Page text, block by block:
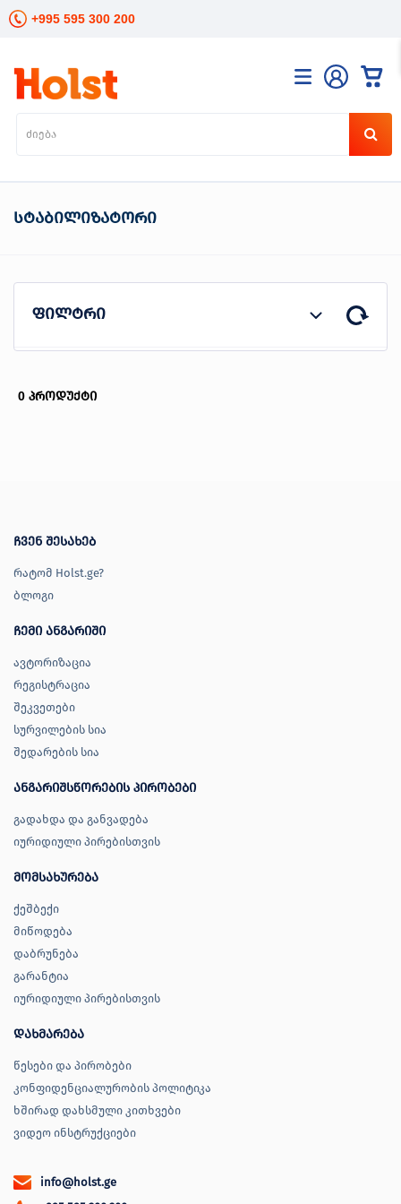
+995 595 300 200
სტაბილიზატორი
ფილტრი
პროდუტის ტიპი
ბრენდი
CROWN
კატეგორიები
ძაბვის ავტომატური მარეგულირებელი
0 პროდუქტი
კატალოგი
განათება
ინსტრუმენტები
ელექტრო
ინსტრუმენტები
და
გათბობა
მცენარეთა
სეზონური
შეთავაზებები
სოც.
ჩვენ შესახებ
რატომ Holst.ge?
ბლოგი
ჩემი ანგარიში
ავტორიზაცია
რეგისტრაცია
შეკვეთები
სურვილების სია
შედარების სია
ანგარიშსწორების პირობები
გადახდა და განვადება
იურიდიული პირებისთვის
მომსახურება
ქეშბექი
მიწოდება
დაბრუნება
გარანტია
იურიდიული პირებისთვის
დახმარება
წესები და პირობები
კონფიდენციალურობის პოლიტიკა
ხშირად დახსმული კითხვები
ვიდეო ინსტრუქციები
info@holst.ge